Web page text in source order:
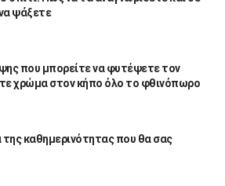
ψάξετε
που μπορείτε να φυτέψετε τον
χρώμα στον κήπο όλο το φθινόπωρο
καθημερινότητας που θα σας